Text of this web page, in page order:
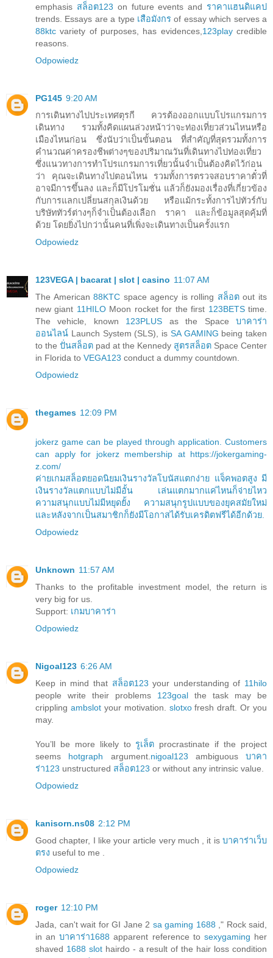
emphasis สล็อต123 on future events andราคาแฮนดิแคป
trends. Essays are a type เสือมังกร of essay which serves a
88ktc variety of purposes, has evidences, 123playcredible
reasons.
Odpowiedz
PG145 9:20 AM
การเดินทางไปประเทศตุรกี ควรต้องออกแบบโปรแกรมการ
เดินทาง รวมทั้งคิดแผนล่วงหน้าว่าจะท่องเที่ยวส่วนไหนหรือ
เมืองไหนก่อน ซึ่งนับว่าเป็นขั้นตอน ที่สำคัญที่สุดรวมทั้งการ
คำนวณค่าครองชีพต่างๆของปริมาณวันที่เดินทางไปท่องเที่ยว
ซึ่งแนวทางการทำโปรแกรมการเที่ยวนั้นจำเป็นต้องคิดไว้ก่อน
ว่า คุณจะเดินทางไปตอนไหน รวมทั้งการตรวจสอบราคาตั๋วที่
อาจมีการขึ้นลง และก็มีโปรโมชั่น แล้วก็ยังมองเรื่องที่เกี่ยวข้อง
กับการแลกเปลี่ยนสกุลเงินด้วย หรือแม้กระทั้งการไปทัวร์กับ
บริษัททัวร์ต่างๆก็จำเป็นต้องเลือก ราคา และก็ข้อมูลสุดคุ้มที่
ด้วย โดยยิ่งไปกว่านั้นคนที่เพิ่งจะเดินทางเป็นครั้งแรก
Odpowiedz
123VEGA | bacarat | slot | casino 11:07 AM
The American88KTC space agency is rolling สล็อตout its
new giant 11HILOMoon rocket for the first 123BETStime.
The vehicle, known 123PLUS as the Spaceบาคาร่า
ออนไลน์ Launch System (SLS), is SA GAMING being taken
to the ปั่นสล็อต pad at the Kennedy สูตรสล็อต Space Center
in Florida to VEGA123 conduct a dummy countdown.
Odpowiedz
thegames 12:09 PM
jokerz game can be played through application. Customers
can apply for jokerz membership at https://jokergaming-
z.com/
ค่ายเกมสล็อตยอดนิยมเงินรางวัลโบนัสแตกง่าย แจ็คพอตสูง มี
เงินรางวัลแตกแบบไม่มีอั้น เล่นแตกมากแค่ไหนก็จ่ายไหว
ความสนุกแบบไม่มีหยุดยั้ง ความสนุกรูปแบบของยุคสมัยใหม่
และหลังจากเป็นสมาชิกก็ยังมีโอกาสได้รับเครดิตฟรีได้อีกด้วย.
Odpowiedz
Unknown 11:57 AM
Thanks to the profitable investment model, the return is
very big for us.
Support: เกมบาคาร่า
Odpowiedz
Nigoal123 6:26 AM
Keep in mind that สล็อต123 your understanding of 11hilo
people write their problems 123goal the task may be
crippling ambslotyour motivation. slotxofresh draft. Or you
may.
You’ll be more likely toรูเล็ต procrastinate if the project
seems hotgraph argument. nigoal123 ambiguous บาคา
ร่า123 unstructured สล็อต123 or without any intrinsic value.
Odpowiedz
kanisorn.ns08 2:12 PM
Good chapter, I like your article very much , it is บาคาร่าเว็บ
ตรง useful to me .
Odpowiedz
roger 12:10 PM
Jada, can't wait for GI Jane 2 sa gaming 1688 ," Rock said,
in anบาคาร่า1688 apparent reference to sexygaming her
shaved 1688 slothairdo - a result of the hair loss condition